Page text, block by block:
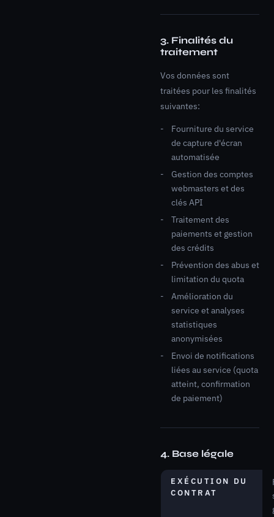
3. Finalités du
traitement
Vos données sont
traitées pour les finalités
suivantes:
Fourniture du service
de capture d'écran
automatisée
Gestion des comptes
webmasters et des
clés API
Traitement des
paiements et gestion
des crédits
Prévention des abus et
limitation du quota
Amélioration du
service et analyses
statistiques
anonymisées
Envoi de notifications
liées au service (quota
atteint, confirmation
de paiement)
4. Base légale
EXÉCUTION DU
CONTRAT